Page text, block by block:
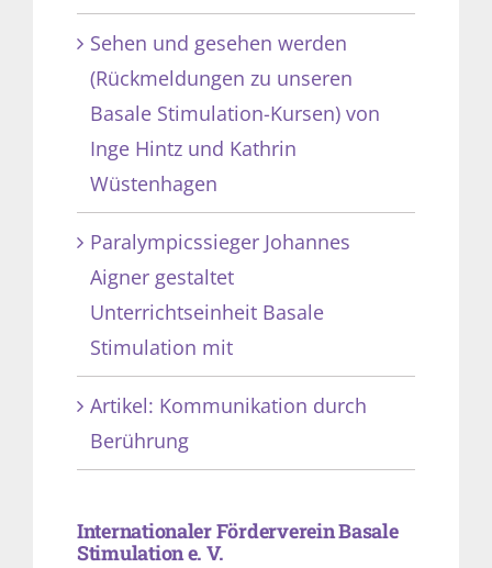
Sehen und gesehen werden
(Rückmeldungen zu unseren
Basale Stimulation-Kursen) von
Inge Hintz und Kathrin
Wüstenhagen
Paralympicssieger Johannes
Aigner gestaltet
Unterrichtseinheit Basale
Stimulation mit
Artikel: Kommunikation durch
Berührung
Internationaler Förderverein Basale
Stimulation e. V.